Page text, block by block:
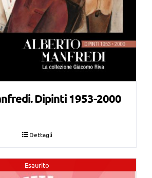
Dipinti 1953-2000
Dettagli
Esaurito